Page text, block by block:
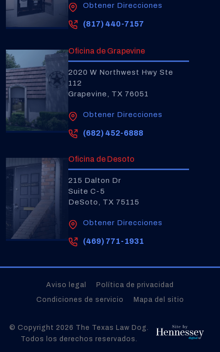
Obtener Direcciones
(817) 440-7157
Oficina de Grapevine
2020 W Northwest Hwy Ste
112
Grapevine, TX 76051
Obtener Direcciones
(682) 452-6888
Oficina de Desoto
215 Dalton Dr
Suite C-5
DeSoto, TX 75115
Obtener Direcciones
(469) 771-1931
Aviso legal
Política de privacidad
Condiciones de servicio
Mapa del sitio
© Copyright 2026 The Texas Law Dog.
Todos los derechos reservados.